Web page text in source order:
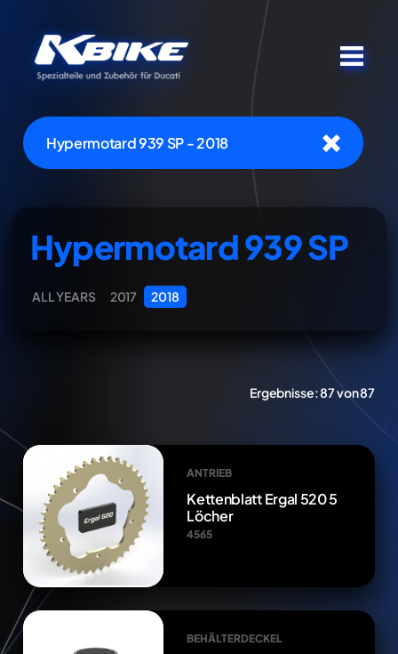
Hypermotard 939 SP - 2018
Hypermotard 939 SP
ALL YEARS 2017 2018
Ergebnisse:87 von 87
ANTRIEB
Kettenblatt Ergal 520 5
Löcher
4565
BEHÄLTERDECKEL